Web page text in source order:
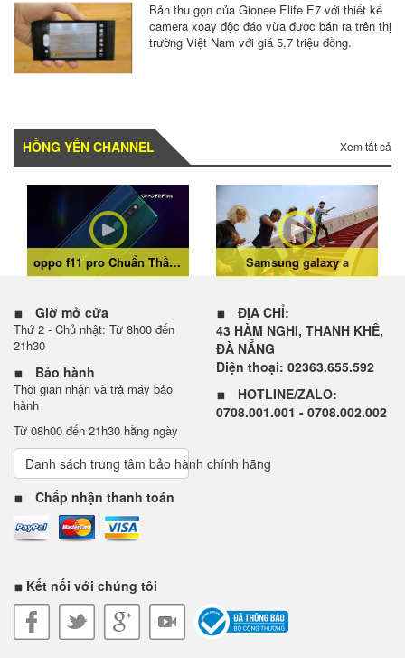
Bản thu gọn của Gionee Elife E7 với thiết kế
camera xoay độc đáo vừa được bán ra trên thị
trường Việt Nam với giá 5,7 triệu đồng.
HỒNG YẾN CHANNEL Xem tất cả
oppo f11 pro Chuẩn Thần Thái Sáng Chân Dung Samsung galaxy a
Giờ mở cửa
Thứ 2 - Chủ nhật: Từ 8h00 đến
21h30
Bảo hành
Thời gian nhận và trả máy bảo
hành
Từ 08h00 đến 21h30 hằng ngày
Danh sách trung tâm bảo hành chính hãng
Chấp nhận thanh toán
ĐỊA CHỈ:
43 HÀM NGHI, THANH KHÊ,
ĐÀ NẴNG
Điện thoại: 02363.655.592
HOTLINE/ZALO:
0708.001.001 - 0708.002.002
Kết nối với chúng tôi